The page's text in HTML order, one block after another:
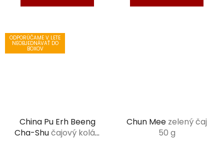
ODPORÚČAME V LETE
NEOBJEDNÁVAŤ DO
BOXOV
China Pu Erh Beeng
Cha-Shučajový koláč
Chun Mee zelený čaj
50 g